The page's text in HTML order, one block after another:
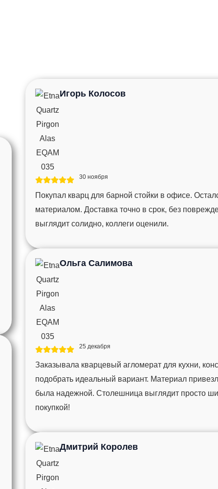
Игорь Колосов
30 ноября
Покупал кварц для барной стойки в офисе.
материалом. Доставка точно в срок, без
выглядит солидно, коллеги оценили.
Ольга Салимова
25 декабря
Заказывала кварцевый агломерат для кухни,
подобрать идеальный вариант. Материал
была надежной. Столешница выглядит просто
покупкой!
Дмитрий Королев